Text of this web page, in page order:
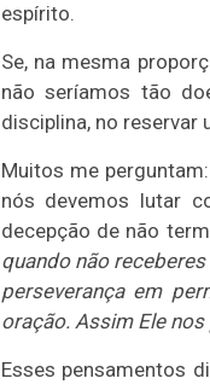
espírito.
Se, na mesma
não seríamos tão
disciplina, no reservar
Muitos me
nós devemos lutar
decepção de não
quando não
perseverança em
oração. Assim Ele
Esses pensamentos